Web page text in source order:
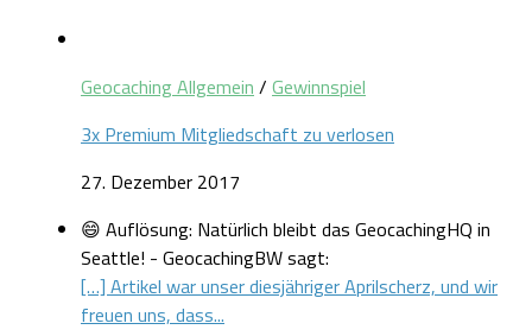
Geocaching Allgemein / Gewinnspiel
3x Premium Mitgliedschaft zu verlosen
27. Dezember 2017
😄 Auflösung: Natürlich bleibt das GeocachingHQ in
Seattle! - GeocachingBW sagt:
[…] Artikel war unser diesjähriger Aprilscherz, und wir
freuen uns, dass...